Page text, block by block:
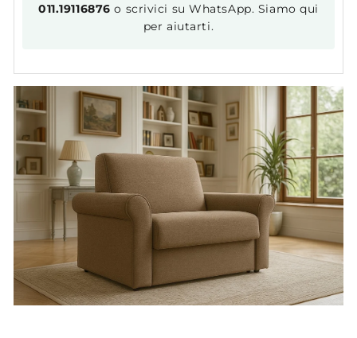
011.19116876 o scrivici su WhatsApp. Siamo qui
per aiutarti.